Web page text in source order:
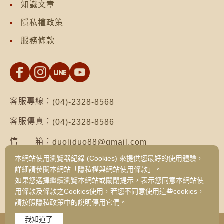
知識文章
隱私權政策
服務條款
客服專線： (04)-2328-8568
客服傳真： (04)-2328-8586
信 箱： duoliduo88@gmail.com
地 址：台南市仁德區保安路二段552號（台南總公
司）
台中市西區健行路1049號3樓之19（台中
旗艦門市）
本網站使用瀏覽器紀錄 (Cookies) 來提供您最好的使用體驗，
詳細請參閱本網站「隱私權與網站使用條款」。
如果您選擇繼續瀏覽本網站或關閉提示，表示您同意本網站使
用條款及條款之Cookies使用，若您不同意使用這些cookies，
請按照隱私政策中的說明停用它們。
我知道了